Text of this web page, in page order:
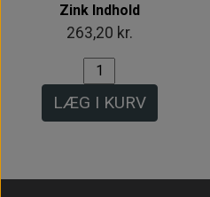
Zink Indhold
263,20 kr.
LÆG I KURV